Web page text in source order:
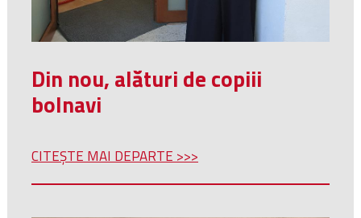
Din nou, alături de copiii
bolnavi
CITEȘTE MAI DEPARTE >>>